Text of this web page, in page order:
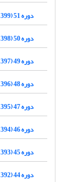
دوره 51 (1399)
دوره 50 (1398)
دوره 49 (1397)
دوره 48 (1396)
دوره 47 (1395)
دوره 46 (1394)
دوره 45 (1393)
دوره 44 (1392)